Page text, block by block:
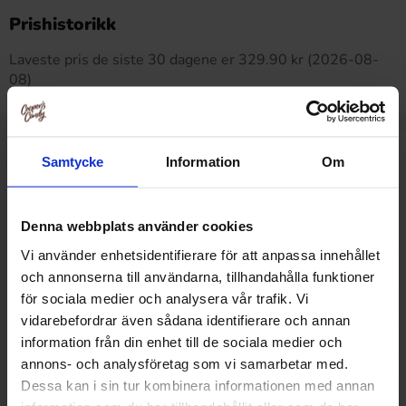
Samtycke Information Om
Denna webbplats använder cookies
Vi använder enhetsidentifierare för att anpassa innehållet
och annonserna till användarna, tillhandahålla funktioner
för sociala medier och analysera vår trafik. Vi
vidarebefordrar även sådana identifierare och annan
information från din enhet till de sociala medier och
annons- och analysföretag som vi samarbetar med.
Dessa kan i sin tur kombinera informationen med annan
Prishistorikk
Laveste pris de siste 30 dagene er 329.90 kr (2026-08-
08)
Relaterte produkter
-16%